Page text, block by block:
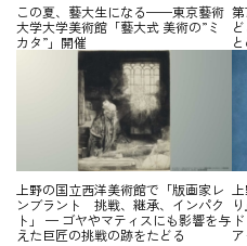
この夏、藝大生になる——東京藝術
大学大学美術館「藝大式 美術の”ミ
カタ”」開催
上野の国立西洋美術館で「版画家レ
ンブラント 挑戦、継承、インパク
ト」 — ゴヤやマティスにも影響を与
えた巨匠の挑戦の跡をたどる